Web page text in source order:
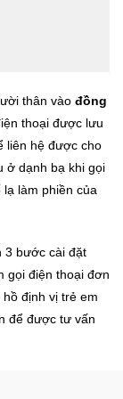
thân vào đồng
thoại được lưu
liên hệ được cho
ở dạnh bạ khi gọi
làm phiền của
3 bước cài đặt
gọi điện thoại đơn
định vị trẻ em
để được tư vấn